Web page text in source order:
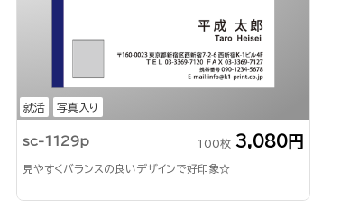
就活 写真入り
sc-1129p 100枚 3,080円
見やすくバランスの良いデザインで好印象☆